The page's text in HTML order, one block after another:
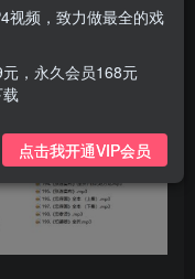
视频，致力做最全的戏
，永久会员168元
点击我开通VIP会员